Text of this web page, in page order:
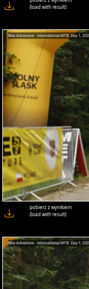
(load with result)
pobierz z wynikiem
(load with result)